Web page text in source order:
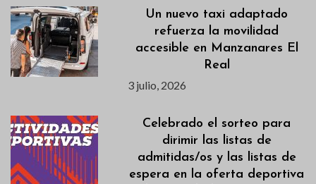
Un nuevo taxi adaptado
refuerza la movilidad
accesible en Manzanares El
Real
3 julio, 2026
Celebrado el sorteo para
dirimir las listas de
admitidas/os y las listas de
espera en la oferta deportiva